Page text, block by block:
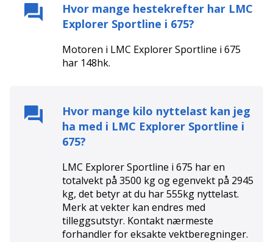
Hvor mange hestekrefter har LMC
Explorer Sportline i 675?
Motoren i LMC Explorer Sportline i 675
har 148hk.
Hvor mange kilo nyttelast kan jeg
ha med i LMC Explorer Sportline i
675?
LMC Explorer Sportline i 675 har en
totalvekt på 3500 kg og egenvekt på 2945
kg, det betyr at du har 555kg nyttelast.
Merk at vekter kan endres med
tilleggsutstyr. Kontakt nærmeste
forhandler for eksakte vektberegninger.